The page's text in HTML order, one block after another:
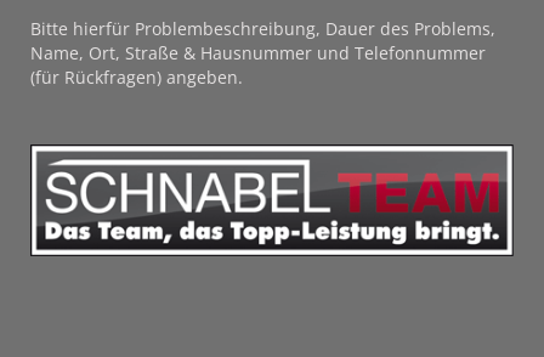
Bitte hierfür Problembeschreibung, Dauer des Problems,
Name, Ort, Straße & Hausnummer und Telefonnummer
(für Rückfragen) angeben.